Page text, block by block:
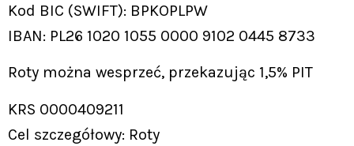
Kod BIC (SWIFT): BPKOPLPW
IBAN: PL26 1020 1055 0000 9102 0445 8733
Roty można wesprzeć, przekazując 1,5% PIT
KRS 0000409211
Cel szczegółowy: Roty